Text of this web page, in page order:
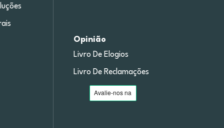
Opinião
Livro De Elogios
Livro De Reclamações